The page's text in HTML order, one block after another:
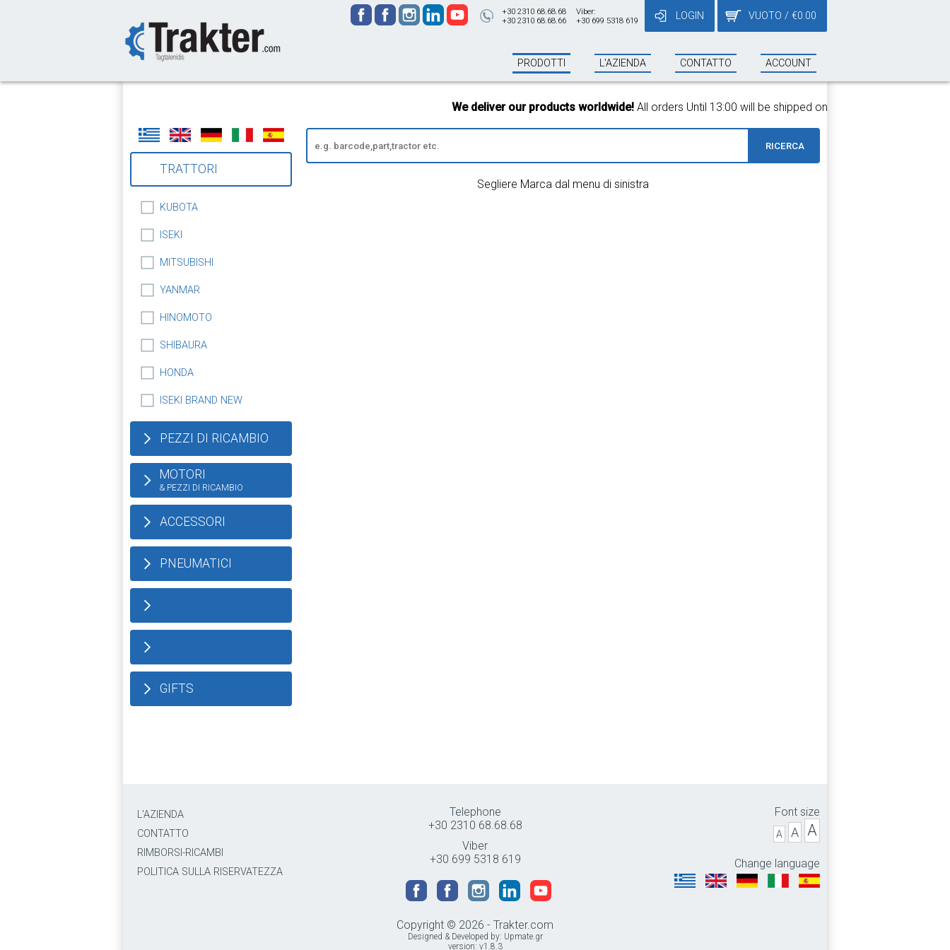
+30 2310 68.68.68
+30 2310 68.68.66
Viber:
+30 699 5318 619
LOGIN VUOTO / €0.00
PRODOTTI L'AZIENDA CONTATTO ACCOUNT
We deliver our products worldwide!All orders Until 13:00 will be shipped on the same day!
TRATTORI
KUBOTA
ISEKI
MITSUBISHI
YANMAR
HINOMOTO
SHIBAURA
HONDA
ISEKI BRAND NEW
PEZZI DI RICAMBIO
MOTORI
& PEZZI DI RICAMBIO
ACCESSORI
PNEUMATICI
GIFTS
RICERCA
Segliere Marca dal menu di sinistra
L'AZIENDA
CONTATTO
RIMBORSI-RICAMBI
POLITICA SULLA RISERVATEZZA
Telephone
+30 2310 68.68.68
Viber
+30 699 5318 619
Copyright © 2026 - Trakter.com
Designed & Developed by: Upmate.gr
version: v1.8.3
Font size
A A A
Change language